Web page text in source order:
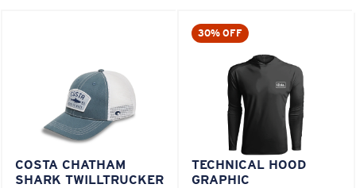
COSTA CHATHAM
SHARK TWILLTRUCKER
30% OFF
TECHNICAL HOOD
GRAPHIC